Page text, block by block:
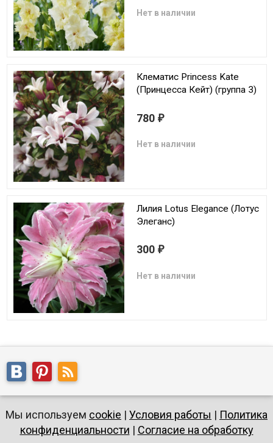
Нет в наличии
Клематис Princess Kate
(Принцесса Кейт) (группа 3)
780 ₽
Нет в наличии
Лилия Lotus Elegance (Лотус
Элеганс)
300 ₽
Нет в наличии
Мы используем cookie | Условия работы | Политика
конфиденциальности | Согласие на обработку